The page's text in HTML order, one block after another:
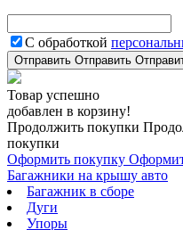
С обработкой
Отправить Отправить
Товар успешно
добавлен в корзину!
Продолжить покупки
покупки
Оформить покупку
Багажники на крышу авто
Багажник в сборе
Дуги
Упоры